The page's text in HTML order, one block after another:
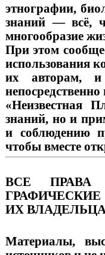
этнографии,
знаний — всё,
многообразие
При этом
использования
их авторам,и
«Неизвестная
знаний, но и
и соблюдению
чтобы вместе
ВСЕ ПРАВА
ГРАФИЧЕСКИЕ
ИХ
Материалы,